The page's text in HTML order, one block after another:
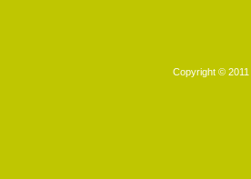
Copyright © 2011